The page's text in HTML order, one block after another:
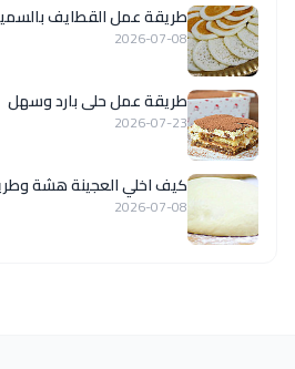
طريقة عمل القطايف
2026-07-08
طريقة عمل حلى بارد وسهل
2026-07-23
كيف اخلي العجينة هشة
2026-07-08